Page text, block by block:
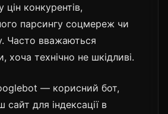
цін конкурентів,
парсингу соцмереж чи
Часто вважаються
хоча технічно не шкідливі.
— корисний бот,
для індексації в